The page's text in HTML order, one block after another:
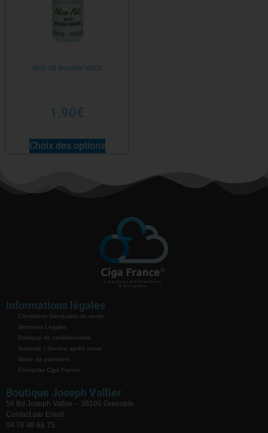
Nico fill Booster VDLV
1.90€
Choix des options
Informations légales
Conditions Générales de vente
Mentions Légales
Politique de confidentialité
Garantie / Service après vente
Mode de paiement
Contacter Ciga France
Boutique Joseph Vallier
58 Bd Joseph Vallier – 38100 Grenoble
Contact par Email
04 76 48 68 75